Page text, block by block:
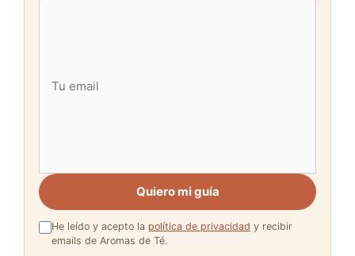
Quiero mi guía
He leído y acepto la política de privacidad y recibir
emails de Aromas de Té.